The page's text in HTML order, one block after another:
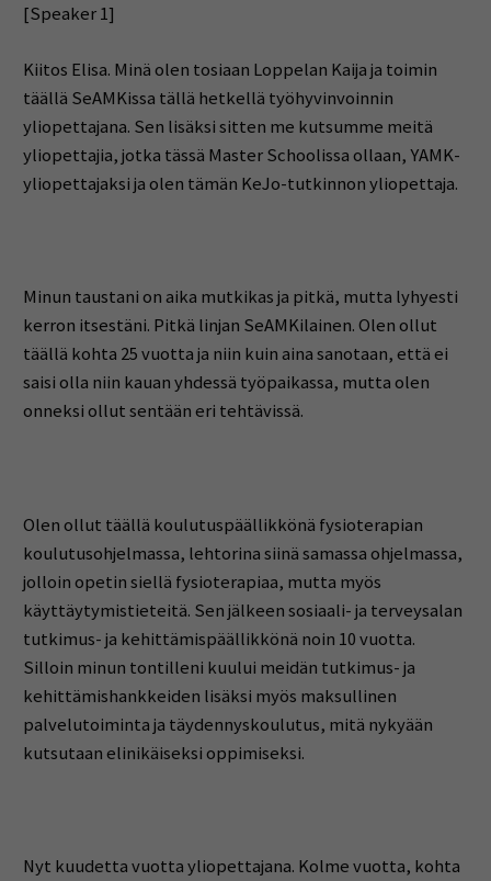
[Speaker 1]
Kiitos Elisa. Minä olen tosiaan Loppelan Kaija ja toimin
täällä SeAMKissa tällä hetkellä työhyvinvoinnin
yliopettajana. Sen lisäksi sitten me kutsumme meitä
yliopettajia, jotka tässä Master Schoolissa ollaan, YAMK-
yliopettajaksi ja olen tämän KeJo-tutkinnon yliopettaja.
Minun taustani on aika mutkikas ja pitkä, mutta lyhyesti
kerron itsestäni. Pitkä linjan SeAMKilainen. Olen ollut
täällä kohta 25 vuotta ja niin kuin aina sanotaan, että ei
saisi olla niin kauan yhdessä työpaikassa, mutta olen
onneksi ollut sentään eri tehtävissä.
Olen ollut täällä koulutuspäällikkönä fysioterapian
koulutusohjelmassa, lehtorina siinä samassa ohjelmassa,
jolloin opetin siellä fysioterapiaa, mutta myös
käyttäytymistieteitä. Sen jälkeen sosiaali- ja terveysalan
tutkimus- ja kehittämispäällikkönä noin 10 vuotta.
Silloin minun tontilleni kuului meidän tutkimus- ja
kehittämishankkeiden lisäksi myös maksullinen
palvelutoiminta ja täydennyskoulutus, mitä nykyään
kutsutaan elinikäiseksi oppimiseksi.
Nyt kuudetta vuotta yliopettajana. Kolme vuotta, kohta